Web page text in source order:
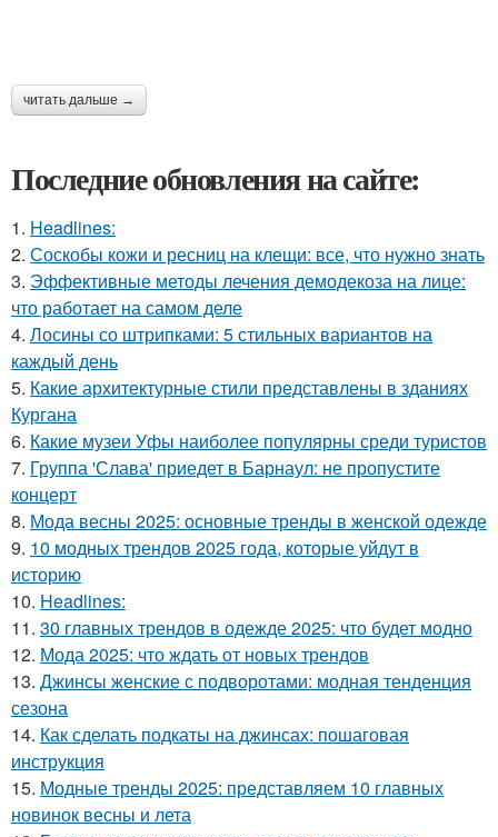
читать дальше →
Последние обновления на сайте:
1. Headlines:
2. Соскобы кожи и ресниц на клещи: все, что нужно знать
3. Эффективные методы лечения демодекоза на лице:
что работает на самом деле
4. Лосины со штрипками: 5 стильных вариантов на
каждый день
5. Какие архитектурные стили представлены в зданиях
Кургана
6. Какие музеи Уфы наиболее популярны среди туристов
7. Группа 'Слава' приедет в Барнаул: не пропустите
концерт
8. Мода весны 2025: основные тренды в женской одежде
9. 10 модных трендов 2025 года, которые уйдут в
историю
10. Headlines:
11. 30 главных трендов в одежде 2025: что будет модно
12. Мода 2025: что ждать от новых трендов
13. Джинсы женские с подворотами: модная тенденция
сезона
14. Как сделать подкаты на джинсах: пошаговая
инструкция
15. Модные тренды 2025: представляем 10 главных
новинок весны и лета